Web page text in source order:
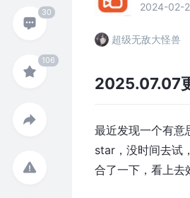
2024-02-
超级无敌大怪兽
2025.07.07
最近发现一个有意
star，没时间去试
合了一下，看上去